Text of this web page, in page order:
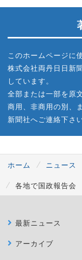
このホームページに
株式会社両丹日日新
しています。
全部または一部を原
商用、非商用の別、
新聞社へご連絡下さい
ホーム
ニュース
各地で国政報告会
最新ニュース
アーカイブ